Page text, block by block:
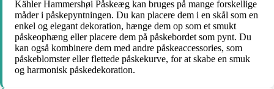
Kähler Hammershøi Påskeæg kan bruges på mange forskellige
måder i påskepyntningen. Du kan placere dem i en skål som en
enkel og elegant dekoration, hænge dem op som et smukt
påskeophæng eller placere dem på påskebordet som pynt. Du
kan også kombinere dem med andre påskeaccessories, som
påskeblomster eller flettede påskekurve, for at skabe en smuk
og harmonisk påskedekoration.